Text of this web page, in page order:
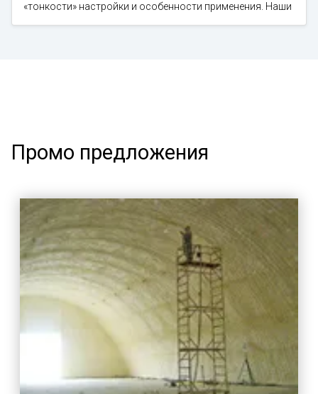
«тонкости» настройки и особенности применения. Наши
Промо предложения